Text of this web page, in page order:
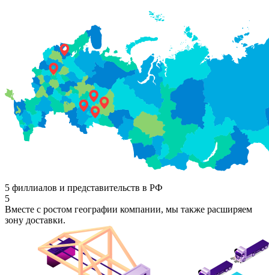
5 филлиалов и представительств в РФ
5
Вместе с ростом географии компании, мы также расширяем
зону доставки.